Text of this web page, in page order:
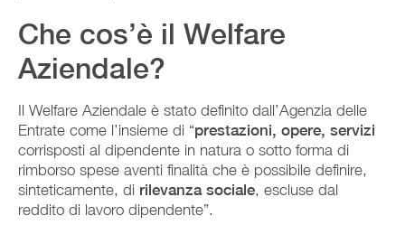
Che cos’è il Welfare
Aziendale?
Il Welfare Aziendale è stato definito dall’Agenzia delle
Entrate come l’insieme di “prestazioni, opere, servizi
corrisposti al dipendente in natura o sotto forma di
rimborso spese aventi finalità che è possibile definire,
sinteticamente, di rilevanza sociale, escluse dal
reddito di lavoro dipendente”.